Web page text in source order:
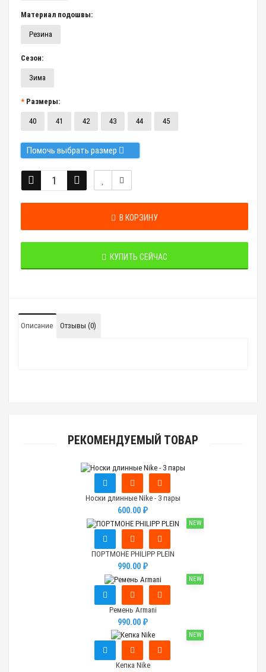
Материал подошвы:
Резина
Сезон:
Зима
Размеры:
40 41 42 43 44 45
Помочь выбрать размер
В КОРЗИНУ
КУПИТЬ СЕЙЧАС
Описание Отзывы (0)
РЕКОМЕНДУЕМЫЙ ТОВАР
Носки длинные Nike - 3 пары
600.00 ₽
NEW
ПОРТМОНЕ PHILIPP PLEIN
990.00 ₽
NEW
Ремень Armani
990.00 ₽
NEW
Кепка Nike